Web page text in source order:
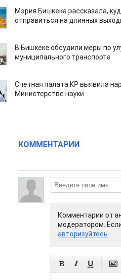
Мэрия Бишкека рассказала,
отправиться на длинных
В Бишкеке обсудили меры по
муниципального транспорта
Счетная палата КР выявила
Министерстве науки
КОММЕНТАРИИ
Комментарии от
модератором.
авторизуйтесь
   